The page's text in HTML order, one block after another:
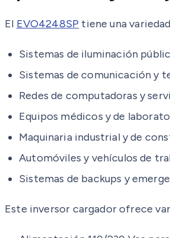
El EVO4248SP tiene una
Sistemas de iluminación
Sistemas de comunicación y
Redes de computadoras y
Equipos médicos y de
Maquinaria industrial y de
Automóviles y vehículos de
Sistemas de backups y
Este inversor cargador ofrece